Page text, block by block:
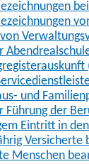
und
Führung der
Eintritt in
Versicherte
Menschen